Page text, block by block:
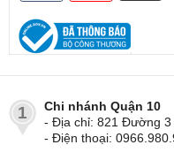
1
Chi nhánh Quận 10
- Địa chỉ: 821 Đường 3
- Điện thoại: